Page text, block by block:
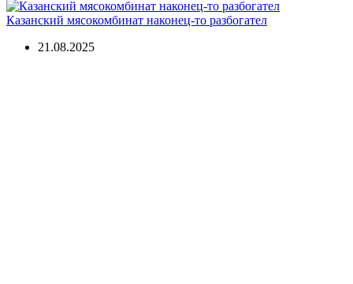
Казанский мясокомбинат наконец-то разбогател
21.08.2025